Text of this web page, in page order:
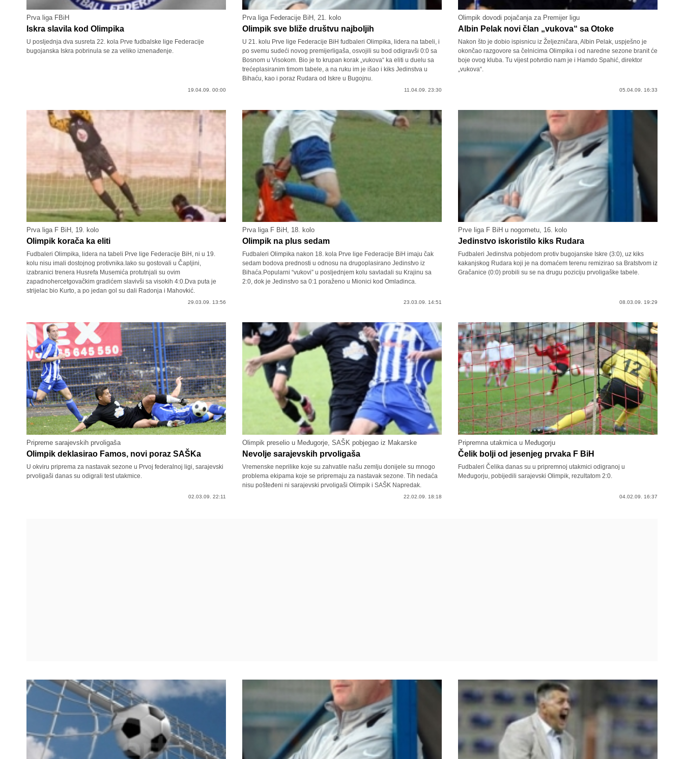
Prva liga FBiH
Iskra slavila kod Olimpika
U posljednja dva susreta 22. kola Prve fudbalske lige Federacije
bugojanska Iskra pobrinula se za veliko iznenađenje.
19.04.09. 00:00
Prva liga Federacije BiH, 21. kolo
Olimpik sve bliže društvu najboljih
U 21. kolu Prve lige Federacije BiH fudbaleri Olimpika, lidera na tabeli, i
po svemu sudeći novog premijerligaša, osvojili su bod odigravši 0:0 sa
Bosnom u Visokom. Bio je to krupan korak „vukova“ ka eliti u duelu sa
trećeplasiranim timom tabele, a na ruku im je išao i kiks Jedinstva u
Bihaću, kao i poraz Rudara od Iskre u Bugojnu.
11.04.09. 23:30
Olimpik dovodi pojačanja za Premijer ligu
Albin Pelak novi član „vukova“ sa Otoke
Nakon što je dobio ispisnicu iz Željezničara, Albin Pelak, uspješno je
okončao razgovore sa čelnicima Olimpika i od naredne sezone branit će
boje ovog kluba. Tu vijest potvrdio nam je i Hamdo Spahić, direktor
„vukova“.
05.04.09. 16:33
Prva liga F BiH, 19. kolo
Olimpik korača ka eliti
Fudbaleri Olimpika, lidera na tabeli Prve lige Federacije BiH, ni u 19.
kolu nisu imali dostojnog protivnika.Iako su gostovali u Čapljini,
izabranici trenera Husrefa Musemića protutnjali su ovim
zapadnohercetgovačkim gradićem slavivši sa visokih 4:0.Dva puta je
strijelac bio Kurto, a po jedan gol su dali Radonja i Mahovkić.
29.03.09. 13:56
Prva liga F BiH, 18. kolo
Olimpik na plus sedam
Fudbaleri Olimpika nakon 18. kola Prve lige Federacije BiH imaju čak
sedam bodova prednosti u odnosu na drugoplasirano Jedinstvo iz
Bihaća.Popularni “vukovi” u posljednjem kolu savladali su Krajinu sa
2:0, dok je Jedinstvo sa 0:1 poraženo u Mionici kod Omladinca.
23.03.09. 14:51
Prve liga F BiH u nogometu, 16. kolo
Jedinstvo iskoristilo kiks Rudara
Fudbaleri Jedinstva pobjedom protiv bugojanske Iskre (3:0), uz kiks
kakanjskog Rudara koji je na domaćem terenu remizirao sa Bratstvom iz
Gračanice (0:0) probili su se na drugu poziciju prvoligaške tabele.
08.03.09. 19:29
Pripreme sarajevskih prvoligaša
Olimpik deklasirao Famos, novi poraz SAŠKa
U okviru priprema za nastavak sezone u Prvoj federalnoj ligi, sarajevski
prvoligaši danas su odigrali test utakmice.
02.03.09. 22:11
Olimpik preselio u Međugorje, SAŠK pobjegao iz Makarske
Nevolje sarajevskih prvoligaša
Vremenske neprilike koje su zahvatile našu zemlju donijele su mnogo
problema ekipama koje se pripremaju za nastavak sezone. Tih nedaća
nisu pošteđeni ni sarajevski prvoligaši Olimpik i SAŠK Napredak.
22.02.09. 18:18
Pripremna utakmica u Međugorju
Čelik bolji od jesenjeg prvaka F BiH
Fudbaleri Čelika danas su u pripremnoj utakmici odigranoj u
Međugorju, pobijedili sarajevski Olimpik, rezultatom 2:0.
04.02.09. 16:37